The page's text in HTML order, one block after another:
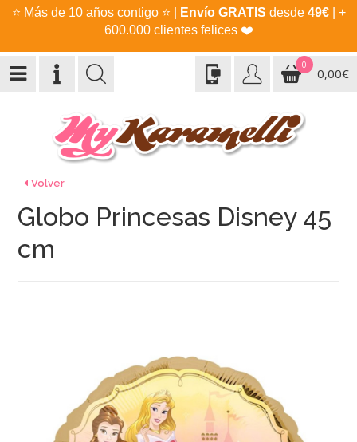
⭐ Más de 10 años contigo ⭐ Envío GRATIS desde 49€| +
600.000 clientes felices ❤️
0
0,00€
Volver
Globo Princesas Disney 45
cm